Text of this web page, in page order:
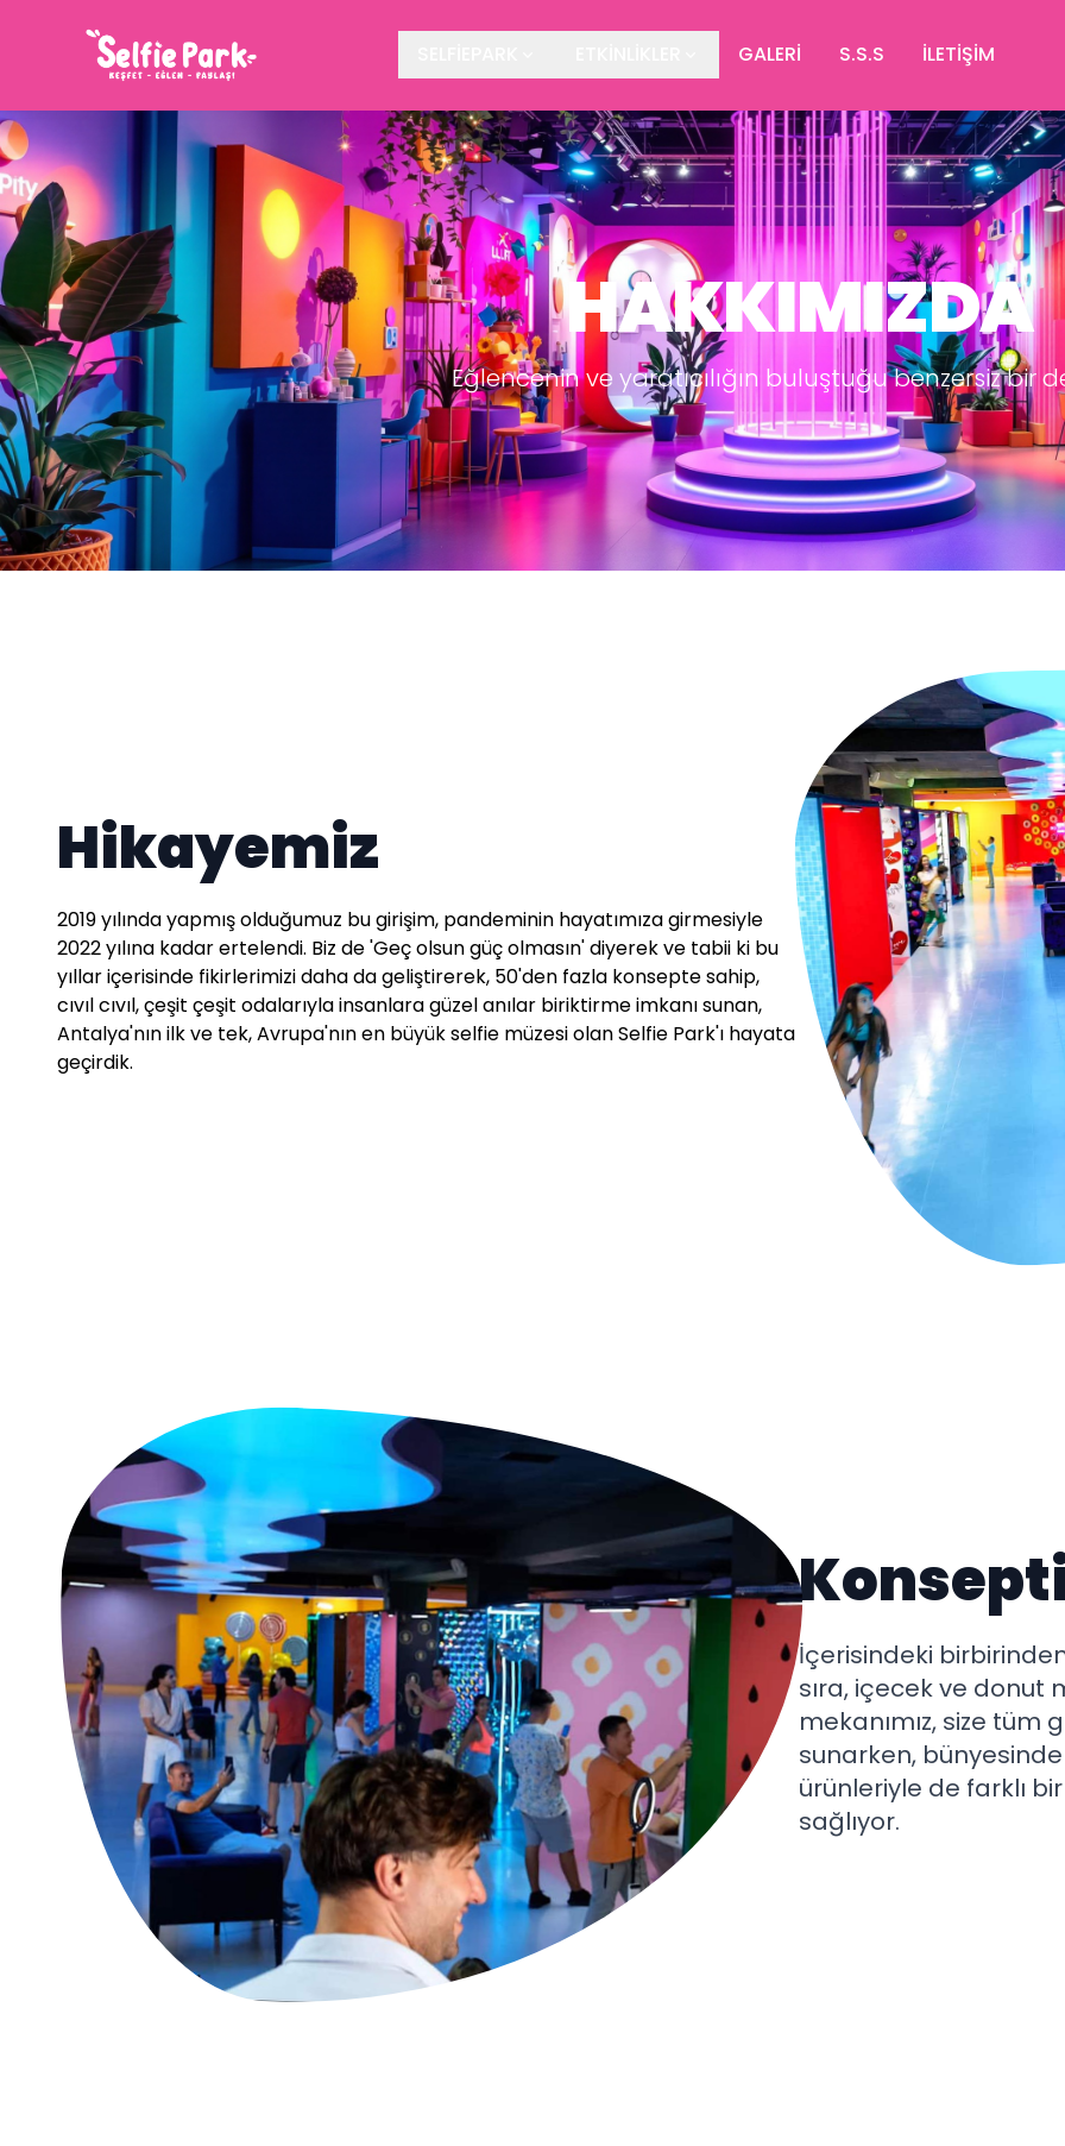
GALERİ S.S.S İLETİŞİM
HAKKIMIZDA
Eğlencenin ve yaratıcılığın buluştuğu benzersiz bir
Hikayemiz
2019 yılında yapmış olduğumuz bu girişim, pandeminin hayatımıza girmesiyle
2022 yılına kadar ertelendi. Biz de 'Geç olsun güç olmasın' diyerek ve tabii ki bu
yıllar içerisinde fikirlerimizi daha da geliştirerek, 50'den fazla konsepte sahip,
cıvıl cıvıl, çeşit çeşit odalarıyla insanlara güzel anılar biriktirme imkanı sunan,
Antalya'nın ilk ve tek, Avrupa'nın en büyük selfie müzesi olan Selfie Park'ı hayata
geçirdik.
İçerisindeki
sıra, içecek ve donut
mekanımız, size
sunarken,
ürünleriyle de farklı
sağlıyor.